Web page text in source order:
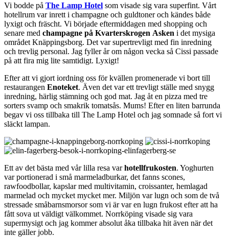
Vi bodde på The Lamp Hotel som visade sig vara superfint. Vårt
hotellrum var inrett i champagne och guldtoner och kändes både
lyxigt och fräscht. Vi började eftermiddagen med shopping och
senare med champagne på Kvarterskrogen Asken i det mysiga
området Knäppingsborg. Det var supertrevligt med fin inredning
och trevlig personal. Jag fyller år om någon vecka så Cissi passade
på att fira mig lite samtidigt. Lyxigt!
Efter att vi gjort iordning oss för kvällen promenerade vi bort till
restaurangen Enoteket. Även det var ett trevligt ställe med snygg
inredning, härlig stämning och god mat. Jag åt en pizza med tre
sorters svamp och smakrik tomatsås. Mums! Efter en liten barrunda
begav vi oss tillbaka till The Lamp Hotel och jag somnade så fort vi
släckt lampan.
Ett av det bästa med vår lilla resa varhotellfrukosten. Yoghurten
var portionerad i små marmeladburkar, det fanns scones,
rawfoodbollar, kapslar med multivitamin, croissanter, hemlagad
marmelad och mycket mycket mer. Miljön var lugn och som de två
stressade småbarnsmorsor som vi är var en lugn frukost efter att ha
fått sova ut väldigt välkommet. Norrköping visade sig vara
supermysigt och jag kommer absolut åka tillbaka hit även när det
inte gäller jobb.